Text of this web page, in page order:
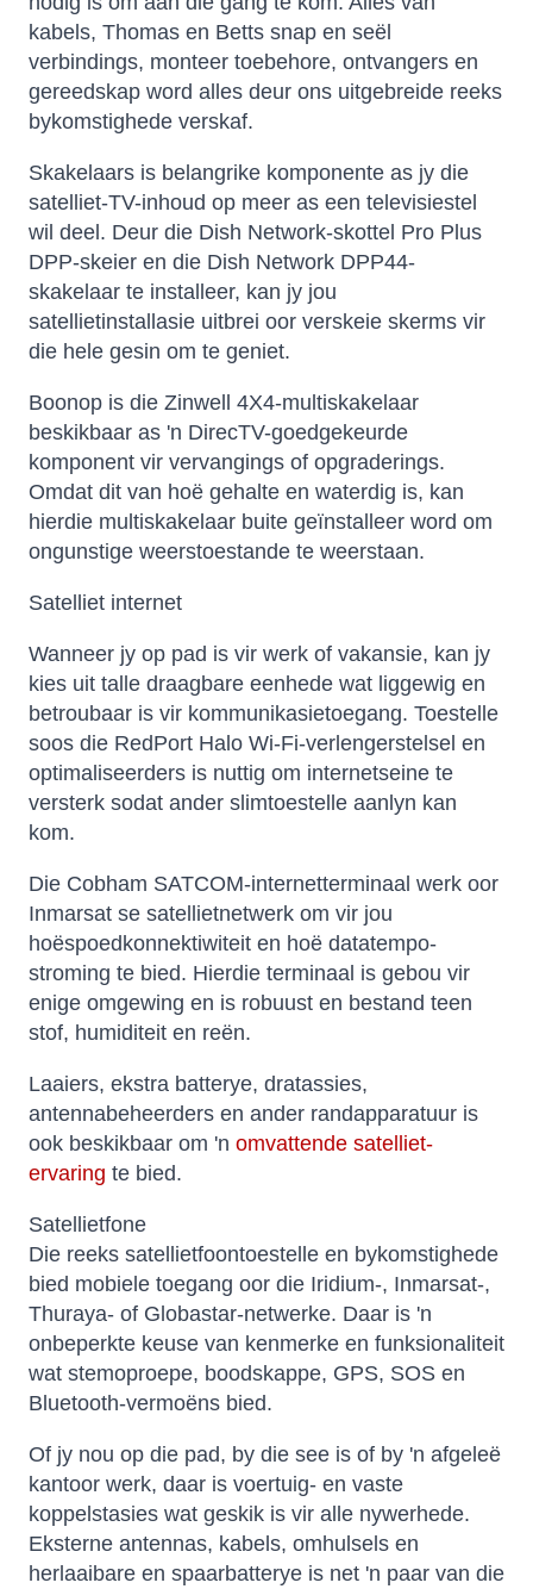
kabels, Thomas en Betts snap en seël
verbindings, monteer toebehore, ontvangers en
gereedskap word alles deur ons uitgebreide reeks
bykomstighede verskaf.
Skakelaars is belangrike komponente as jy die
satelliet-TV-inhoud op meer as een televisiestel
wil deel. Deur die Dish Network-skottel Pro Plus
DPP-skeier en die Dish Network DPP44-
skakelaar te installeer, kan jy jou
satellietinstallasie uitbrei oor verskeie skerms vir
die hele gesin om te geniet.
Boonop is die Zinwell 4X4-multiskakelaar
beskikbaar as 'n DirecTV-goedgekeurde
komponent vir vervangings of opgraderings.
Omdat dit van hoë gehalte en waterdig is, kan
hierdie multiskakelaar buite geïnstalleer word om
ongunstige weerstoestande te weerstaan.
Satelliet internet
Wanneer jy op pad is vir werk of vakansie, kan jy
kies uit talle draagbare eenhede wat liggewig en
betroubaar is vir kommunikasietoegang. Toestelle
soos die RedPort Halo Wi-Fi-verlengerstelsel en
optimaliseerders is nuttig om internetseine te
versterk sodat ander slimtoestelle aanlyn kan
kom.
Die Cobham SATCOM-internetterminaal werk oor
Inmarsat se satellietnetwerk om vir jou
hoëspoedkonnektiwiteit en hoë datatempo-
stroming te bied. Hierdie terminaal is gebou vir
enige omgewing en is robuust en bestand teen
stof, humiditeit en reën.
Laaiers, ekstra batterye, dratassies,
antennabeheerders en ander randapparatuur is
ook beskikbaar om 'n omvattende satelliet-
ervaring te bied.
Satellietfone
Die reeks satellietfoontoestelle en bykomstighede
bied mobiele toegang oor die Iridium-, Inmarsat-,
Thuraya- of Globastar-netwerke. Daar is 'n
onbeperkte keuse van kenmerke en funksionaliteit
wat stemoproepe, boodskappe, GPS, SOS en
Bluetooth-vermoëns bied.
Of jy nou op die pad, by die see is of by 'n afgeleë
kantoor werk, daar is voertuig- en vaste
koppelstasies wat geskik is vir alle nywerhede.
Eksterne antennas, kabels, omhulsels en
herlaaibare en spaarbatterye is net 'n paar van die